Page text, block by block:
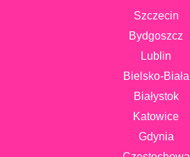
Szczecin
Bydgoszcz
Lublin
Bielsko-Biała
Białystok
Katowice
Gdynia